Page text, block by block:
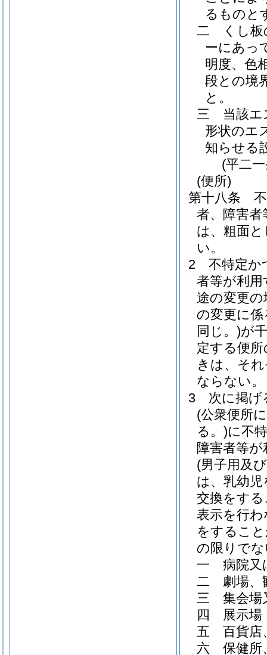
るものと
二
くし
ーにあっ
明度、色
段との境
と。
三
当該
形状のエ
知らせる
(平二
(便所)
第十八条
者、障害
は、粗面
い。
2
不特定か
者等が利
途の変更
の変更に
同じ。)が
定する便
きは、そ
ならない。
3
次に掲げ
(公衆便所
る。)に不
障害者等
(男子用及
は、乳幼
交換をす
表示を行
をするこ
の限りで
一
病院又
二
劇場、
三
集会場
四
展示場
五
百貨店
六
保健所